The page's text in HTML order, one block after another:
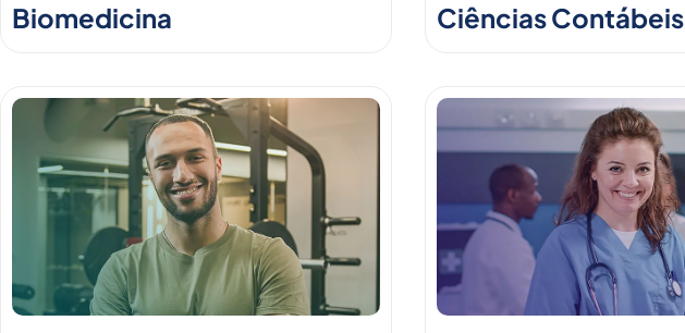
Biomedicina Ciências Contábeis